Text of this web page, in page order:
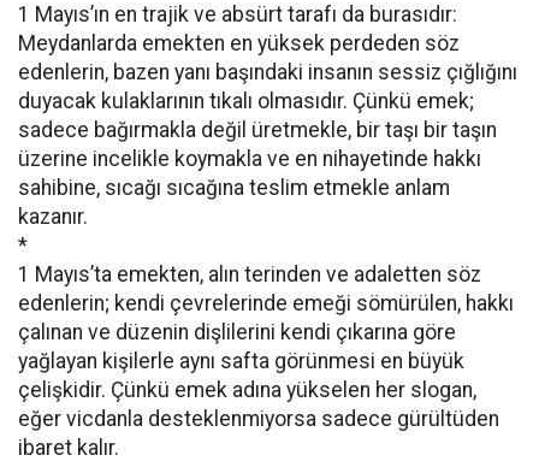
1 Mayıs’ın en trajik ve absürt tarafı da burasıdır:
Meydanlarda emekten en yüksek perdeden söz
edenlerin, bazen yanı başındaki insanın sessiz çığlığını
duyacak kulaklarının tıkalı olmasıdır. Çünkü emek;
sadece bağırmakla değil üretmekle, bir taşı bir taşın
üzerine incelikle koymakla ve en nihayetinde hakkı
sahibine, sıcağı sıcağına teslim etmekle anlam
kazanır.
*
1 Mayıs’ta emekten, alın terinden ve adaletten söz
edenlerin; kendi çevrelerinde emeği sömürülen, hakkı
çalınan ve düzenin dişlilerini kendi çıkarına göre
yağlayan kişilerle aynı safta görünmesi en büyük
çelişkidir. Çünkü emek adına yükselen her slogan,
eğer vicdanla desteklenmiyorsa sadece gürültüden
ibaret kalır.